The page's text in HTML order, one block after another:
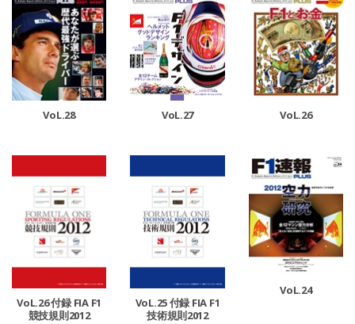
VoL.28 VoL.27 VoL.26
VoL.26 付録 FIA F1
競技規則2012
VoL.25 付録 FIA F1
技術規則2012
VoL.24